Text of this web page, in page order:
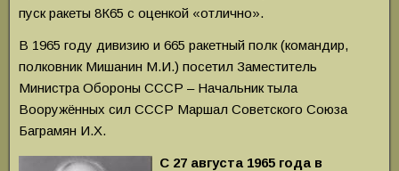
пуск ракеты 8К65 с оценкой «отлично».
В 1965 году дивизию и 665 ракетный полк (командир,
полковник Мишанин М.И.) посетил Заместитель
Министра Обороны СССР – Начальник тыла
Вооружённых сил СССР Маршал Советского Союза
Баграмян И.Х.
С 27 августа 1965 года в